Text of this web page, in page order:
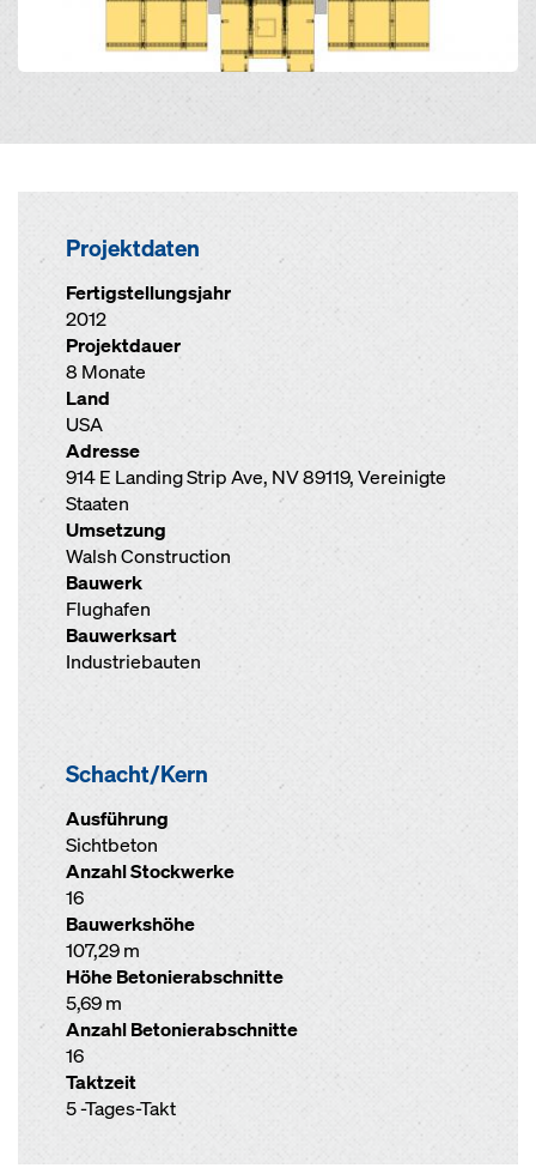
Projektdaten
Fertigstellungsjahr
2012
Projektdauer
8 Monate
Land
USA
Adresse
914 E Landing Strip Ave, NV 89119, Vereinigte
Staaten
Umsetzung
Walsh Construction
Bauwerk
Flughafen
Bauwerksart
Industriebauten
Schacht/Kern
Ausführung
Sichtbeton
Anzahl Stockwerke
16
Bauwerkshöhe
107,29 m
Höhe Betonierabschnitte
5,69 m
Anzahl Betonierabschnitte
16
Taktzeit
5 -Tages-Takt